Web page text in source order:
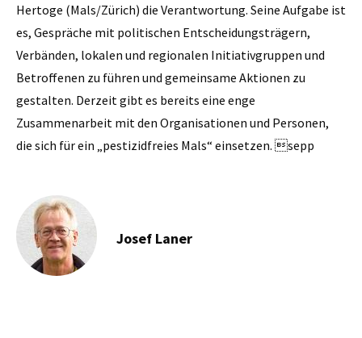
Hertoge (Mals/Zürich) die Verantwortung. Seine Aufgabe ist
es, Gespräche mit politischen Entscheidungsträgern,
Verbänden, lokalen und regionalen Initiativgruppen und
Betroffenen zu führen und gemeinsame Aktionen zu
gestalten. Derzeit gibt es bereits eine enge
Zusammenarbeit mit den Organisationen und Personen,
die sich für ein „pestizidfreies Mals“ einsetzen. sepp
Josef Laner